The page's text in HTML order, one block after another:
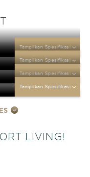
Tampilkan Spesifikasi
Tampilkan Spesifikasi
Tampilkan Spesifikasi
Tampilkan Spesifikasi
LIVING!